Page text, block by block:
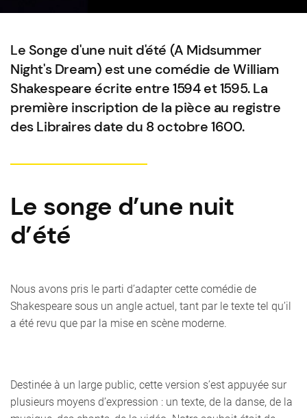
Le Songe d'une nuit d'été (A Midsummer
Night's Dream) est une comédie de William
Shakespeare écrite entre 1594 et 1595. La
première inscription de la pièce au registre
des Libraires date du 8 octobre 1600.
Le songe d’une nuit
d’été
Nous avons pris le parti d’adapter cette comédie de
Shakespeare sous un angle actuel, tant par le texte tel qu’il
a été revu que par la mise en scène moderne.
Destinée à un large public, cette version s’est appuyée sur
plusieurs moyens d’expression : un texte, de la danse, de la